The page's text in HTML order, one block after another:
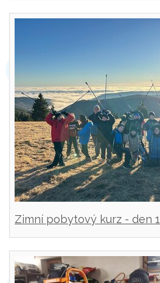
Zimní pobytový kurz - den 1